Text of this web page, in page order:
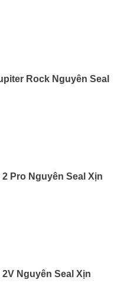
Rock Nguyên Seal
Pro Nguyên Seal Xịn
Nguyên Seal Xịn